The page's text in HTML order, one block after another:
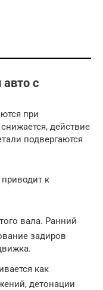
авто с
при
действие
подвергаются
к
вала. Ранний
задиров
как
детонации